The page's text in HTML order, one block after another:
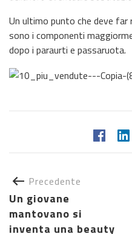
Un ultimo punto che deve
sono i componenti
dopo i paraurti e passaruota.
Precedente
Un giovane
mantovano si
inventa una beauty